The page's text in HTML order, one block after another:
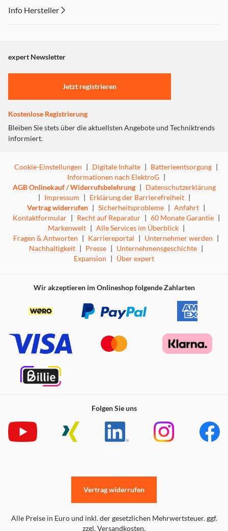
Info Hersteller
"Marketing".
Einstellungen anpassen
expert Newsletter
Jetzt registrieren
Kostenlose Registrierung
Bleiben Sie stets über die aktuellsten Angebote und Techniktrends
informiert.
Cookie-Einstellungen | Digitale Inhalte | Batterieentsorgung |
Informationen nach ElektroG |
AGB Onlinekauf / Widerrufsbelehrung | Datenschutzerklärung
| Impressum | Erklärung der Barrierefreiheit |
Vertrag widerrufen | Sicherheitsprobleme | Anfahrt |
Kontaktformular | Recht auf Reparatur | 60 Monate Garantie |
Markenwelt | Alle Services im Überblick |
Fragen & Antworten | Karriereportal | Unternehmer werden |
Nachhaltigkeit | Presse | Unternehmensgeschichte |
Expansion | Über expert
Wir akzeptieren im Onlineshop folgende Zahlarten
Folgen Sie uns
Alle Preise in Euro und inkl. der gesetzlichen Mehrwertsteuer. ggf.
zzgl. Versandkosten.
Vertrag widerrufen